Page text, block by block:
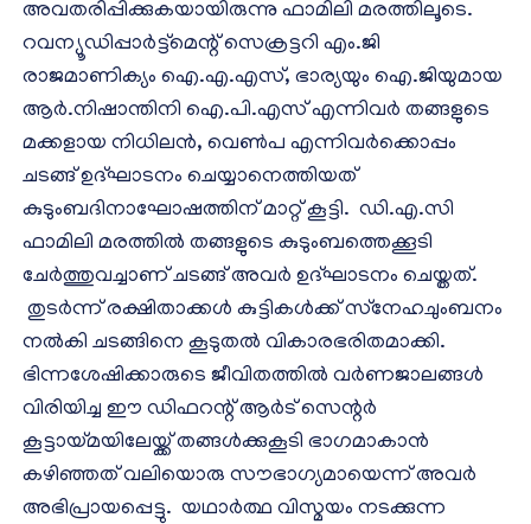
അവതരിപ്പിക്കുകയായിരുന്നു ഫാമിലി മരത്തിലൂടെ.
റവന്യൂഡിപ്പാര്‍ട്ട്‌മെന്റ് സെക്രട്ടറി എം.ജി
രാജമാണിക്യം ഐ.എ.എസ്, ഭാര്യയും ഐ.ജിയുമായ
ആര്‍.നിഷാന്തിനി ഐ.പി.എസ് എന്നിവര്‍ തങ്ങളുടെ
മക്കളായ നിധിലന്‍, വെണ്‍പ എന്നിവര്‍ക്കൊപ്പം
ചടങ്ങ് ഉദ്ഘാടനം ചെയ്യാനെത്തിയത്
കുടുംബദിനാഘോഷത്തിന് മാറ്റ് കൂട്ടി. ഡി.എ.സി
ഫാമിലി മരത്തില്‍ തങ്ങളുടെ കുടുംബത്തെക്കൂടി
ചേര്‍ത്തുവച്ചാണ് ചടങ്ങ് അവര്‍ ഉദ്ഘാടനം ചെയ്തത്.
തുടര്‍ന്ന് രക്ഷിതാക്കള്‍ കുട്ടികള്‍ക്ക് സ്‌നേഹചുംബനം
നല്‍കി ചടങ്ങിനെ കൂടുതല്‍ വികാരഭരിതമാക്കി.
ഭിന്നശേഷിക്കാരുടെ ജീവിതത്തില്‍ വര്‍ണജാലങ്ങള്‍
വിരിയിച്ച ഈ ഡിഫറന്റ് ആര്‍ട് സെന്റര്‍
കൂട്ടായ്മയിലേയ്ക്ക് തങ്ങള്‍ക്കുകൂടി ഭാഗമാകാന്‍
കഴിഞ്ഞത് വലിയൊരു സൗഭാഗ്യമായെന്ന് അവര്‍
അഭിപ്രായപ്പെട്ടു. യഥാര്‍ത്ഥ വിസ്മയം നടക്കുന്ന